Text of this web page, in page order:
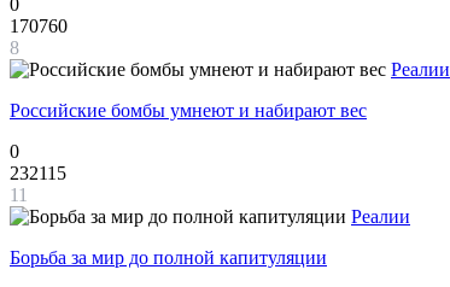
0
170760
8
Реалии
Российские бомбы умнеют и набирают вес
0
232115
11
Реалии
Борьба за мир до полной капитуляции